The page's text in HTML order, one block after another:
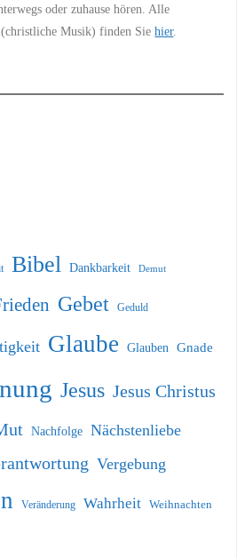
oder zuhause hören. Alle
(christliche Musik) finden Siehier.
Bibel Dankbarkeit Demut
Gebet Geduld
Glaube Glauben Gnade
Jesus Jesus Christus
Nachfolge Nächstenliebe
Vergebung
Veränderung Wahrheit Weihnachten